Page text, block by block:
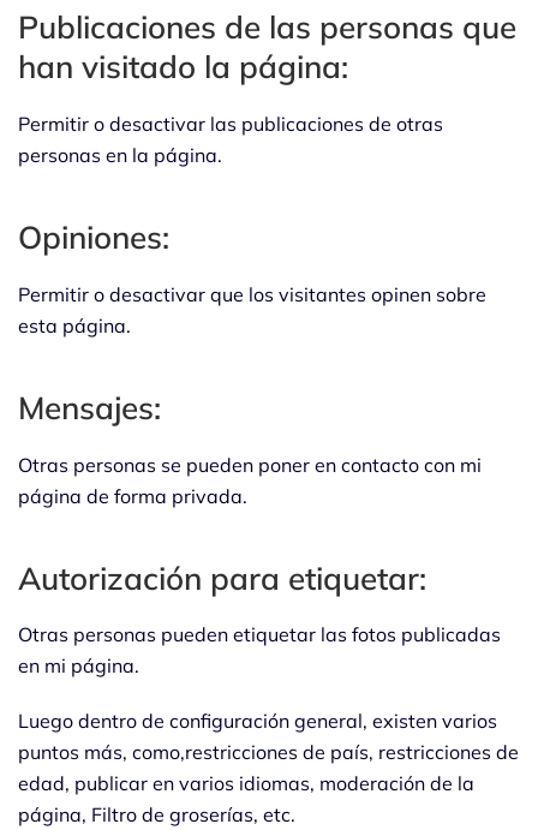
Publicaciones de las personas que
han visitado la página:
Permitir o desactivar las publicaciones de otras
personas en la página.
Opiniones:
Permitir o desactivar que los visitantes opinen sobre
esta página.
Mensajes:
Otras personas se pueden poner en contacto con mi
página de forma privada.
Autorización para etiquetar:
Otras personas pueden etiquetar las fotos publicadas
en mi página.
Luego dentro de configuración general, existen varios
puntos más, como,restricciones de país, restricciones de
edad, publicar en varios idiomas, moderación de la
página, Filtro de groserías, etc.